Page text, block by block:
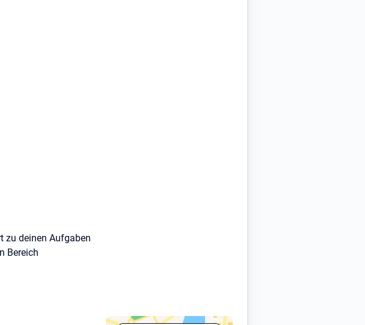
zu deinen Aufgaben
Bereich
(m/w/d), Industrielackierer (m/w/d) oder eine